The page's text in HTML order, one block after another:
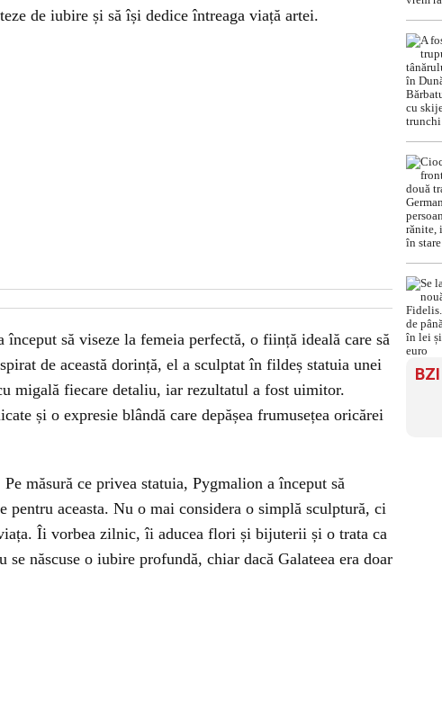
de iubire și să își dedice întreaga viață artei.
să viseze la femeia perfectă, o ființă ideală care să
de această dorință, el a sculptat în fildeș statuia unei
migală fiecare detaliu, iar rezultatul a fost uimitor.
și o expresie blândă care depășea frumusețea oricărei
măsură ce privea statuia, Pygmalion a început să
pentru aceasta. Nu o mai considera o simplă sculptură, ci
Îi vorbea zilnic, îi aducea flori și bijuterii și o trata ca
se născuse o iubire profundă, chiar dacă Galateea era doar